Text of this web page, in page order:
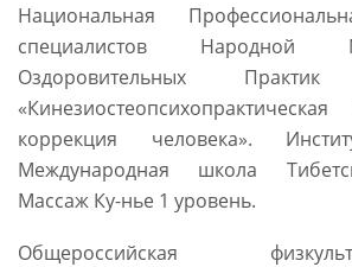
Национальная
специалистов
Оздоровительных
коррекция человека».
Международная школа
Массаж Ку-нье 1 уровень.
Общероссийская